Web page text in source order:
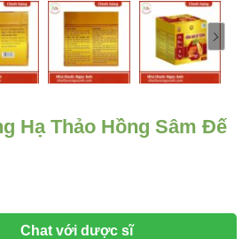
Hạ Thảo Hồng Sâm Đế
Chat với dược sĩ